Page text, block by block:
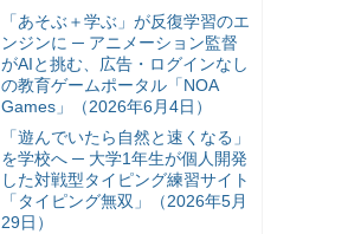
「あそぶ＋学ぶ」が反復学習のエ
ンジンに ─ アニメーション監督
がAIと挑む、広告・ログインなし
の教育ゲームポータル「NOA
Games」（2026年6月4日）
「遊んでいたら自然と速くなる」
を学校へ ─ 大学1年生が個人開発
した対戦型タイピング練習サイト
「タイピング無双」（2026年5月
29日）